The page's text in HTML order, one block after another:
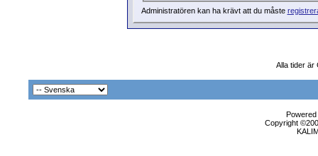
Administratören kan ha krävt att du måste
Alla tider är
Copyright